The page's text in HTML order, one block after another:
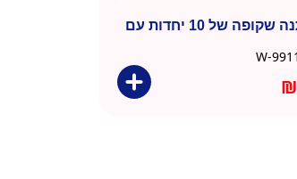
קופסת מתנה שקופה של 10 יחדות עם
₪